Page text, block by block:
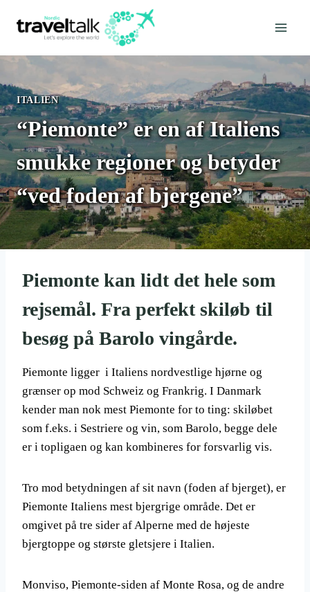
ITALIEN
“Piemonte” er en af Italiens
smukke regioner og betyder
“ved foden af bjergene”
Piemonte kan lidt det hele som
rejsemål. Fra perfekt skiløb til
besøg på Barolo vingårde.
Piemonte ligger i Italiens nordvestlige hjørne og
grænser op mod Schweiz og Frankrig. I Danmark
kender man nok mest Piemonte for to ting: skiløbet
som f.eks. i Sestriere og vin, som Barolo, begge dele
er i topligaen og kan kombineres for forsvarlig vis.
Tro mod betydningen af sit navn (foden af bjerget), er
Piemonte Italiens mest bjergrige område. Det er
omgivet på tre sider af Alperne med de højeste
bjergtoppe og største gletsjere i Italien.
Monviso, Piemonte-siden af Monte Rosa, og de andre